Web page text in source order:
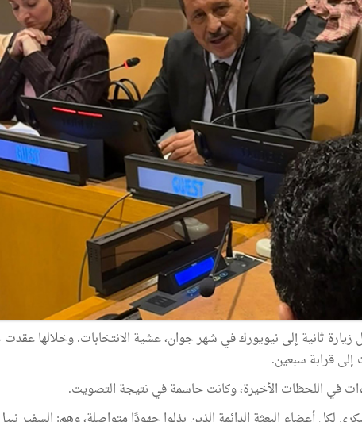
زيارة ثانية إلى نيويورك في شهر جوان، عشية الانتخابات. وخلالها عقدت
إلى قرابة سبعين.
في اللحظات الأخيرة، وكانت حاسمة في نتيجة التصويت.